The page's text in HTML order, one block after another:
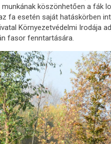
köszönhetően a fák
fa esetén saját hatáskörben
Környezetvédelmi Irodája
fasor fenntartására.